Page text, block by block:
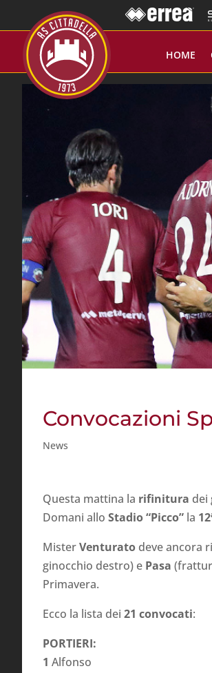
HOME
Convocazioni
News
Questa mattina la rifinitura dei
Domani allo Stadio “Picco” la
MisterVenturato deve ancora
ginocchio destro) e Pasa
Primavera.
Ecco la lista dei 21 convocati:
PORTIERI:
1 Alfonso